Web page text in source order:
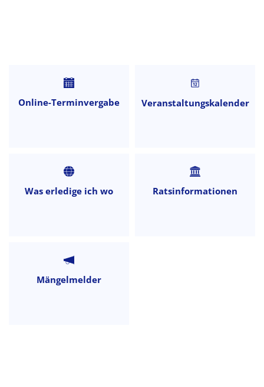
Startseite
Online-Terminvergabe Veranstaltungskalender
Was erledige ich wo Ratsinformationen
Mängelmelder